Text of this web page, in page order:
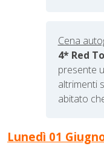
Cena
4* Red
presente
altrimenti
abitato
Lunedì 01